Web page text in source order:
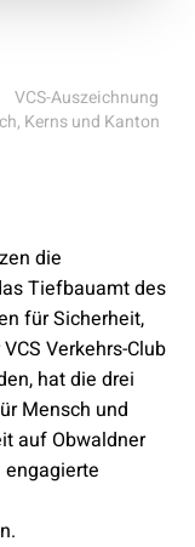
VCS-Auszeichnung
Kerns und Kanton
die
Tiefbauamt des
für Sicherheit,
Verkehrs-Club
hat die drei
Mensch und
auf Obwaldner